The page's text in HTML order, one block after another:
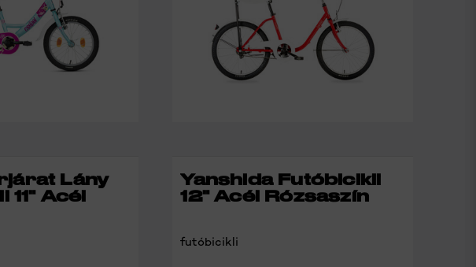
Lány
11" Acél
Yanshida Futóbicikli
12" Acél Rózsaszín
futóbicikli